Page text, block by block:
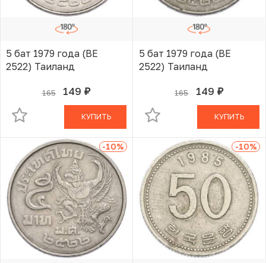
5 бат 1979 года (BE
2522) Таиланд
165 149 руб.
В КОРЗИНЕ
КУПИТЬ
5 бат 1979 года (BE
2522) Таиланд
165 149 руб.
В КОРЗИНЕ
КУПИТЬ
-10% -10%